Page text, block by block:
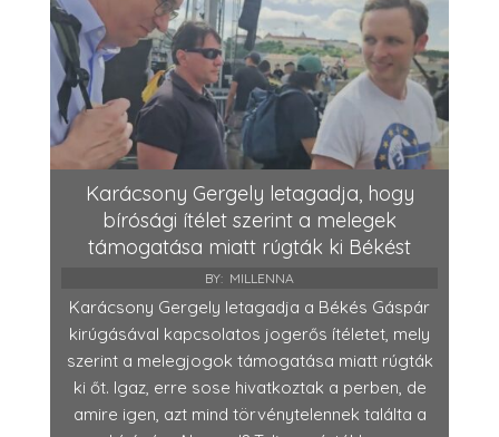
Karácsony Gergely letagadja, hogy
bírósági ítélet szerint a melegek
támogatása miatt rúgták ki Békést
BY: MILLENNA
Karácsony Gergely letagadja a Békés Gáspár
kirúgásával kapcsolatos jogerős ítéletet, mely
szerint a melegjogok támogatása miatt rúgták
ki őt. Igaz, erre sose hivatkoztak a perben, de
amire igen, azt mind törvénytelennek találta a